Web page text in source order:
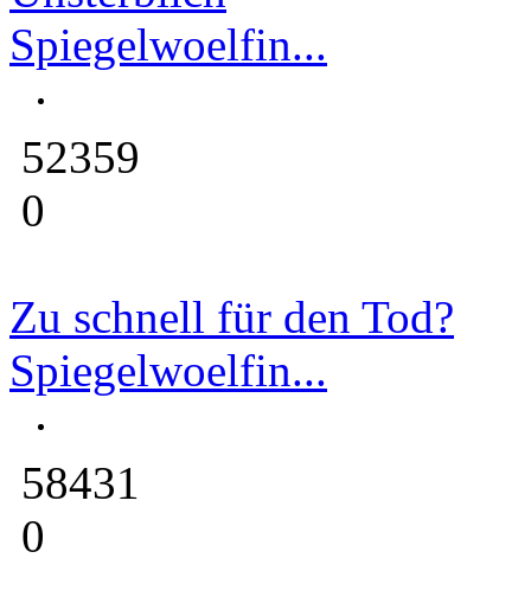
Spiegelwoelfin...
52359
0
Zu schnell für den Tod?
Spiegelwoelfin...
58431
0